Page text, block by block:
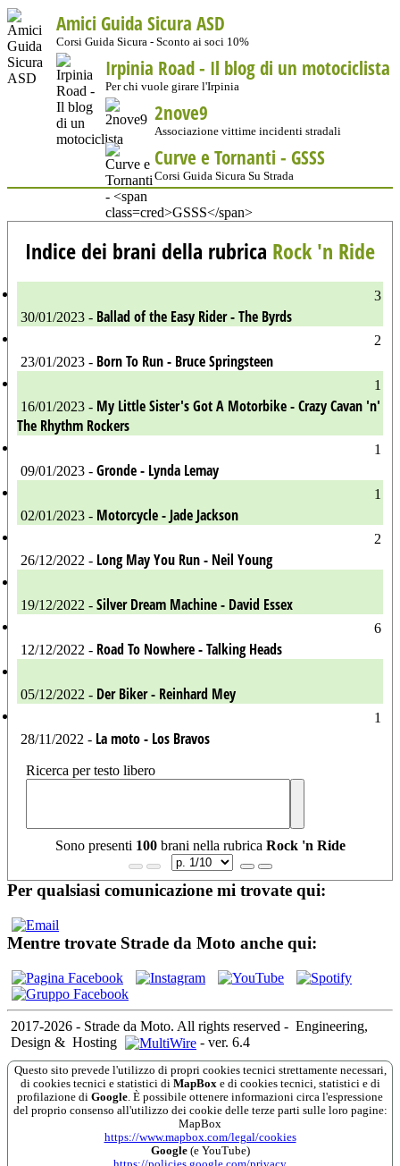
Amici Guida Sicura ASD
Corsi Guida Sicura - Sconto ai soci 10%
Irpinia Road - Il blog di un motociclista
Per chi vuole girare l'Irpinia
2nove9
Associazione vittime incidenti stradali
Curve e Tornanti - GSSS
Corsi Guida Sicura Su Strada
Indice dei brani della rubrica Rock 'n Ride
3
30/01/2023 - Ballad of the Easy Rider - The Byrds
2
23/01/2023 - Born To Run - Bruce Springsteen
1
16/01/2023 - My Little Sister's Got A Motorbike - Crazy Cavan 'n'
The Rhythm Rockers
1
09/01/2023 - Gronde - Lynda Lemay
1
02/01/2023 - Motorcycle - Jade Jackson
2
26/12/2022 - Long May You Run - Neil Young
19/12/2022 - Silver Dream Machine - David Essex
6
12/12/2022 - Road To Nowhere - Talking Heads
05/12/2022 - Der Biker - Reinhard Mey
1
28/11/2022 - La moto - Los Bravos
Ricerca per testo libero
Sono presenti 100brani nella rubrica Rock 'n Ride
Per qualsiasi comunicazione mi trovate qui:
Mentre trovate Strade da Moto anche qui:
2017-2026 - Strade da Moto. All rights reserved - Engineering,
Design & Hosting - ver. 6.4
Questo sito prevede l'utilizzo di propri cookies tecnici strettamente necessari,
di cookies tecnici e statistici di MapBoxe di cookies tecnici, statistici e di
profilazione di Google. È possibile ottenere informazioni circa l'espressione
del proprio consenso all'utilizzo dei cookie delle terze parti sulle loro pagine:
MapBox
https://www.mapbox.com/legal/cookies
Google(e YouTube)